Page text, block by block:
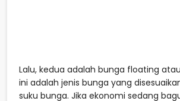
Lalu, kedua adalah bunga floating
ini adalah jenis bunga yang
suku bunga. Jika ekonomi sedang